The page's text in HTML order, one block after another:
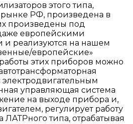
этого типа,
РФ, произведена в
произведены под
европейскими
реализуются на нашем
европейские»
этих приборов можно
управляющая система
на выходе прибора и,
регулирует работу
ЛАТРного типа, отрабатывая